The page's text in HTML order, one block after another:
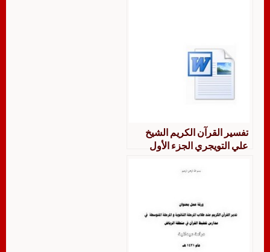
تفسير القرآن الكريم الشيخ
علي التويجري الجزء الأول